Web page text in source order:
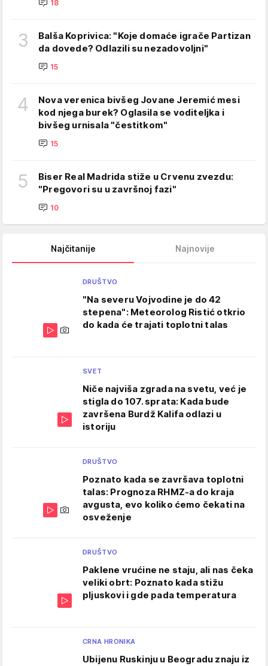
18
3
Balša Koprivica: "Koje domaće igrače Partizan
da dovede? Odlazili su nezadovoljni"
15
4
Nova verenica bivšeg Jovane Jeremić mesi
kod njega burek? Oglasila se voditeljka i
bivšeg urnisala "čestitkom"
15
5
Biser Real Madrida stiže u Crvenu zvezdu:
"Pregovori su u završnoj fazi"
10
Najčitanije Najnovije
DRUŠTVO
"Na severu Vojvodine je do 42
stepena": Meteorolog Ristić otkrio
do kada će trajati toplotni talas
SVET
Niče najviša zgrada na svetu, već je
stigla do 107. sprata: Kada bude
završena Burdž Kalifa odlazi u
istoriju
DRUŠTVO
Poznato kada se završava toplotni
talas: Prognoza RHMZ-a do kraja
avgusta, evo koliko ćemo čekati na
osveženje
DRUŠTVO
Paklene vrućine ne staju, ali nas čeka
veliki obrt: Poznato kada stižu
pljuskovi i gde pada temperatura
CRNA HRONIKA
Ubijenu Ruskinju u Beogradu znaju iz